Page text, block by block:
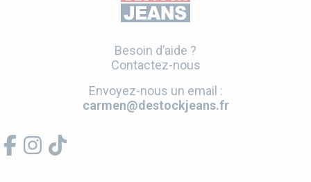
Besoin d’aide ?
Contactez-nous
Envoyez-nous un email :
carmen@destockjeans.fr